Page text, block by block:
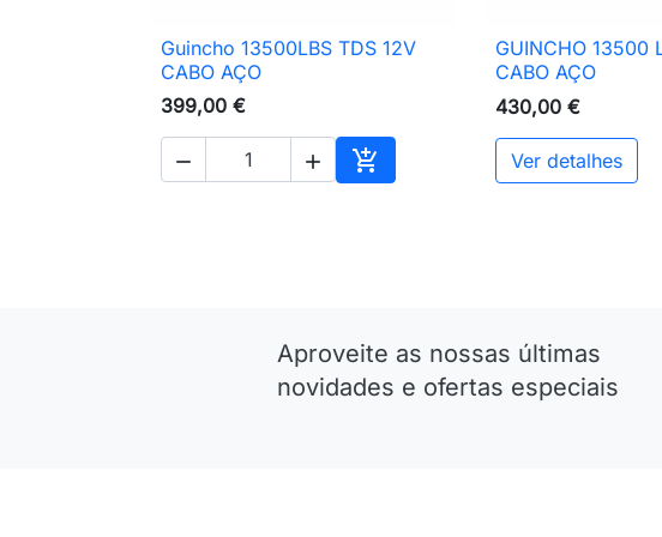
 Vista rápida
Guincho 13500LBS TDS 12V
CABO AÇO
399,00 €
  
Adicionar ao carrinho
 Vista
GUINCHO 13500
CABO AÇO
430,00 €
Ver detalhes
Aproveite as nossas últimas
novidades e ofertas especiais